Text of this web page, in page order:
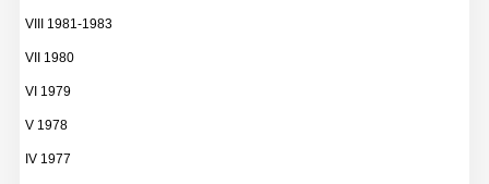
VIII 1981-1983
VII 1980
VI 1979
V 1978
IV 1977